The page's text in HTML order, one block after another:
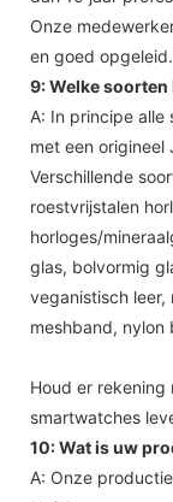
Onze
en goed opgeleid.
9: Welke
A: In principe alle
met een origineel
Verschillende
roestvrijstalen
horloges/
glas, bolvormig
veganistisch leer,
meshband, nylon
Houd er
smartwatches
10: Wat is uw
A: Onze